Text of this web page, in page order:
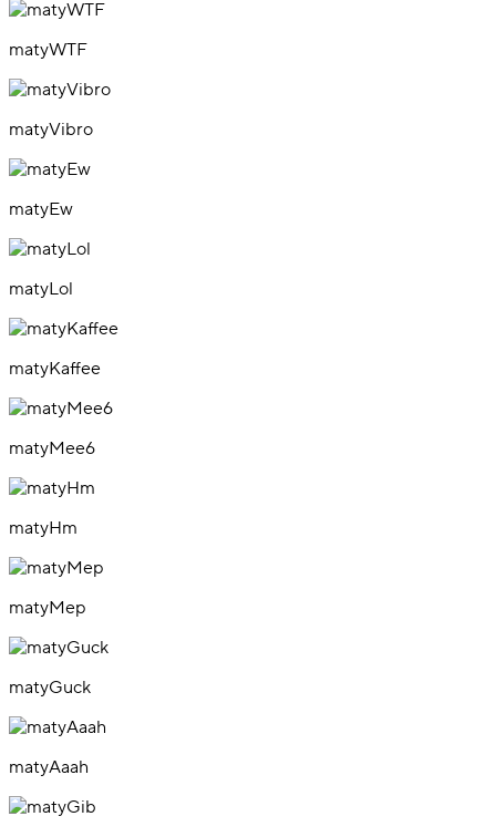
matyWTF
matyVibro
matyEw
matyLol
matyKaffee
matyMee6
matyHm
matyMep
matyGuck
matyAaah